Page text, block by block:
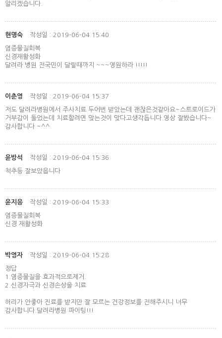
알리겠습니다.
현명숙 작성일 : 2019-06-04 15:40
염증물질회복
신경재활성화
달려라 병원 전국민이 달릴때까지 ~~~영원하라 !!!!!
이춘영 작성일 : 2019-06-04 15:37
저도 달려라병원에서 주사치료 두어번 받았는데 괜찮은것같아요~스트로이드가
거부감이 들었는데 치료할려면 맞는것이 맞다고생각듭니다.영상 잘봤습니다~
감사합니다 ~^^
윤방석 작성일 : 2019-06-04 15:36
척추등 잘보았읍니다
윤지응 작성일 : 2019-06-04 15:33
염증물질회복
신경 재활성화
박영자 작성일 : 2019-06-04 15:28
정답
1.염증물질을 효과적으로제거.
2.신경자극과 신경손상을 치료
허리가 안좋아 진료를 받지만 잘 모르는 건강정보를 전해주시니 너무
감사합니다.달려라병원 파이팅!!!